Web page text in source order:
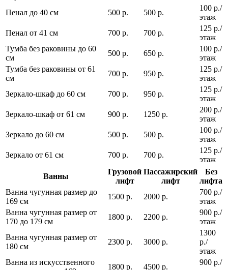
Пенал до 40 см 500 р. 500 р.
100 р./
этаж
Пенал от 41 см
700 р. 700 р.
125 р./
этаж
Тумба без раковины до 60
см
500 р. 650 р.
100 р./
этаж
Тумба без раковины от 61
см
700 р. 950 р.
125 р./
этаж
Зеркало-шкаф до 60 см
700 р. 950 р.
125 р./
этаж
Зеркало-шкаф от 61 см
900 р. 1250 р.
200 р./
этаж
Зеркало до 60 см
500 р. 500 р.
100 р./
этаж
Зеркало от 61 см
700 р. 700 р.
125 р./
этаж
Ванны
Грузовой
лифт
Пассажирский
лифт
Без
лифта
Ванна чугунная размер до
169 см
1500 р. 2000 р.
700 р./
этаж
Ванна чугунная размер от
170 до 179 см
1800 р. 2200 р.
900 р./
этаж
Ванна чугунная размер от
180 см
2300 р. 3000 р.
1300
р./
этаж
Ванна из искусственного
1800 р. 4500 р.
900 р./